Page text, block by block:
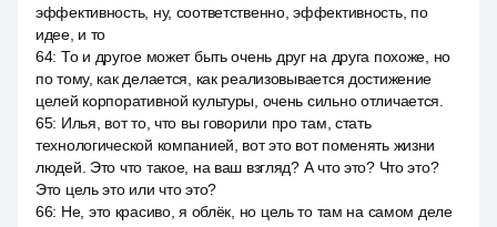
эффективность, ну, соответственно, эффективность, по
идее, и то
64: То и другое может быть очень друг на друга похоже, но
по тому, как делается, как реализовывается достижение
целей корпоративной культуры, очень сильно отличается.
65: Илья, вот то, что вы говорили про там, стать
технологической компанией, вот это вот поменять жизни
людей. Это что такое, на ваш взгляд? А что это? Что это?
Это цель это или что это?
66: Не, это красиво, я облёк, но цель то там на самом деле